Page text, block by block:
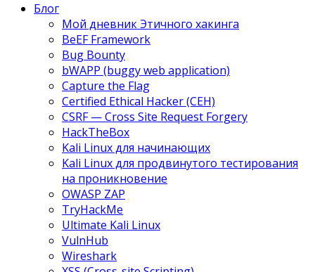
Блог
Мой дневник Этичного хакинга
BeEF Framework
Bug Bounty
bWAPP (buggy web application)
Capture the Flag
Certified Ethical Hacker (CEH)
CSRF — Cross Site Request Forgery
HackTheBox
Kali Linux для начинающих
Kali Linux для продвинутого тестирования
на проникновение
OWASP ZAP
TryHackMe
Ultimate Kali Linux
VulnHub
Wireshark